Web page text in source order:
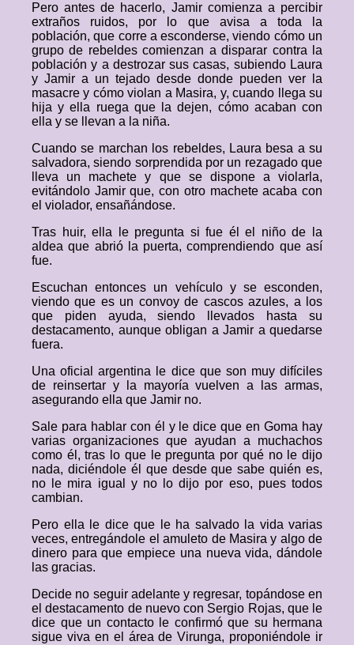
Pero antes de hacerlo, Jamir comienza a percibir
extraños ruidos, por lo que avisa a toda la
población, que corre a esconderse, viendo cómo un
grupo de rebeldes comienzan a disparar contra la
población y a destrozar sus casas, subiendo Laura
y Jamir a un tejado desde donde pueden ver la
masacre y cómo violan a Masira, y, cuando llega su
hija y ella ruega que la dejen, cómo acaban con
ella y se llevan a la niña.
Cuando se marchan los rebeldes, Laura besa a su
salvadora, siendo sorprendida por un rezagado que
lleva un machete y que se dispone a violarla,
evitándolo Jamir que, con otro machete acaba con
el violador, ensañándose.
Tras huir, ella le pregunta si fue él el niño de la
aldea que abrió la puerta, comprendiendo que así
fue.
Escuchan entonces un vehículo y se esconden,
viendo que es un convoy de cascos azules, a los
que piden ayuda, siendo llevados hasta su
destacamento, aunque obligan a Jamir a quedarse
fuera.
Una oficial argentina le dice que son muy difíciles
de reinsertar y la mayoría vuelven a las armas,
asegurando ella que Jamir no.
Sale para hablar con él y le dice que en Goma hay
varias organizaciones que ayudan a muchachos
como él, tras lo que le pregunta por qué no le dijo
nada, diciéndole él que desde que sabe quién es,
no le mira igual y no lo dijo por eso, pues todos
cambian.
Pero ella le dice que le ha salvado la vida varias
veces, entregándole el amuleto de Masira y algo de
dinero para que empiece una nueva vida, dándole
las gracias.
Decide no seguir adelante y regresar, topándose en
el destacamento de nuevo con Sergio Rojas, que le
dice que un contacto le confirmó que su hermana
sigue viva en el área de Virunga, proponiéndole ir